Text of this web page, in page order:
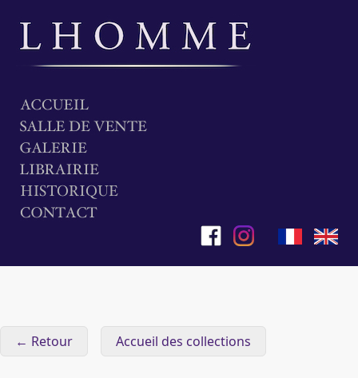
← Retour Accueil des collections